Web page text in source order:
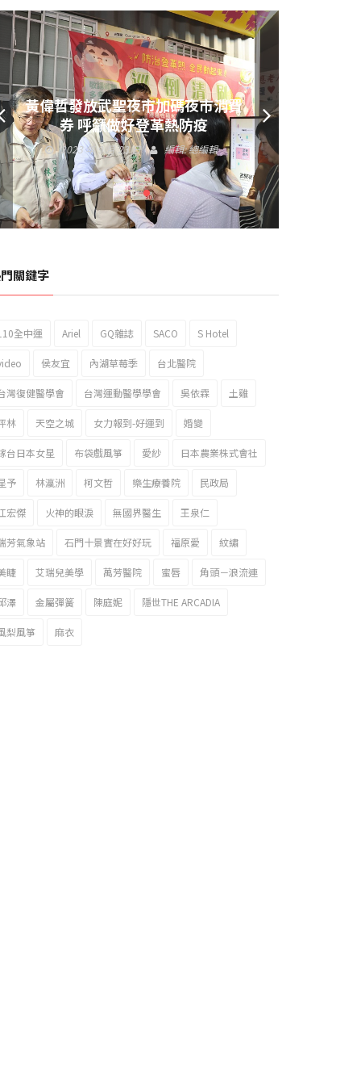
黃偉哲發放武聖夜市加碼夜市消費
券 呼籲做好登革熱防疫
2023 年 9 月 23 日 編輯:總編輯
關鍵字
全中運 Ariel GQ雜誌 SACO S Hotel
侯友宜 內湖草莓季 台北醫院
灣復健醫學會 台灣運動醫學學會 吳依霖 土雞
林 天空之城 女力報到-好運到 婚變
台日本女星 布袋戲風箏 愛紗 日本農業株式會社
予 林瀛洲 柯文哲 樂生療養院 民政局
宏傑 火神的眼淚 無國界醫生 王泉仁
芳氣象站 石門十景實在好好玩 福原愛 紋繡
睫 艾瑞兒美學 萬芳醫院 蜜唇 角頭－浪流連
澤 金屬彈簧 陳庭妮 隱世THE ARCADIA
梨風箏 麻衣